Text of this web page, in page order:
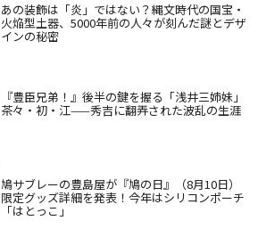
あの装飾は「炎」ではない？縄文時代の国宝・
火焔型土器、5000年前の人々が刻んだ謎とデザ
インの秘密
『豊臣兄弟！』後半の鍵を握る「浅井三姉妹」
茶々・初・江——秀吉に翻弄された波乱の生涯
鳩サブレーの豊島屋が『鳩の日』（8月10日）
限定グッズ詳細を発表！今年はシリコンポーチ
「はとっこ」